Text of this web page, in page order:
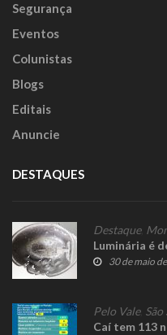
Segurança
Eventos
Colunistas
Blogs
Editais
Anuncie
DESTAQUES
Destaque,
Luminária é
30 de maio
Pelo Vale,
Caí tem 113